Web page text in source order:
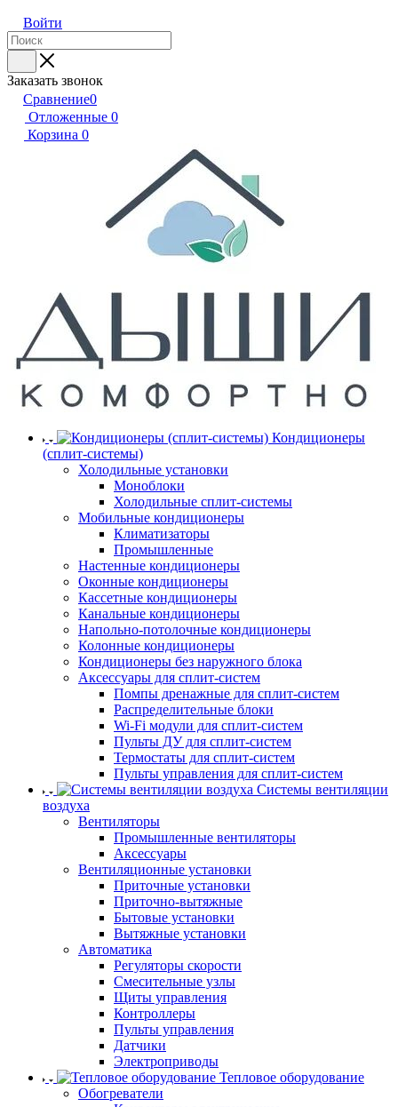
Войти
Заказать звонок
Сравнение0
Отложенные 0
Корзина 0
Кондиционеры
(сплит-системы)
Холодильные установки
Моноблоки
Холодильные сплит-системы
Мобильные кондиционеры
Климатизаторы
Промышленные
Настенные кондиционеры
Оконные кондиционеры
Кассетные кондиционеры
Канальные кондиционеры
Напольно-потолочные кондиционеры
Колонные кондиционеры
Кондиционеры без наружного блока
Аксессуары для сплит-систем
Помпы дренажные для сплит-систем
Распределительные блоки
Wi-Fi модули для сплит-систем
Пульты ДУ для сплит-систем
Термостаты для сплит-систем
Пульты управления для сплит-систем
Системы вентиляции
воздуха
Вентиляторы
Промышленные вентиляторы
Аксессуары
Вентиляционные установки
Приточные установки
Приточно-вытяжные
Бытовые установки
Вытяжные установки
Автоматика
Регуляторы скорости
Смесительные узлы
Щиты управления
Контроллеры
Пульты управления
Датчики
Электроприводы
Тепловое оборудование
Обогреватели